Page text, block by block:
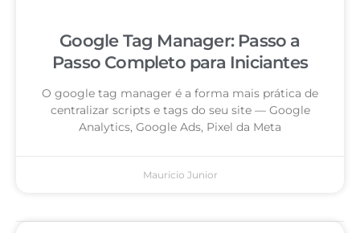
Google Tag Manager: Passo a
Passo Completo para Iniciantes
O google tag manager é a forma mais prática de
centralizar scripts e tags do seu site — Google
Analytics, Google Ads, Pixel da Meta
Mauricio Junior